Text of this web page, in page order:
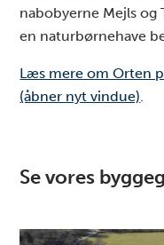
nabobyerne Mejls og
en naturbørnehave
Læs mere om Orten
(åbner nyt vindue).
Se vores